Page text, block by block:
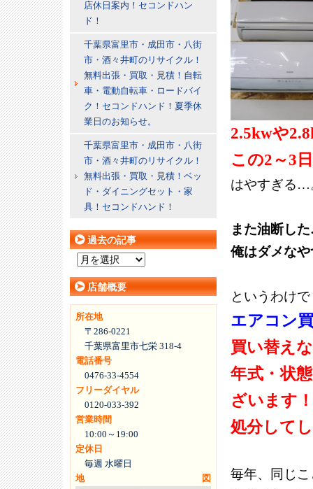
2.5kwや
この2～3
はやすぎる…
また油断し
俺はダメな
というわけで
エアコン
買い替え
年式・状
ざいます！
処分して
毎年、同じ
店休日案内！セコンドハン
ド！
千葉県富里市・成田市・八街
市・酒々井町のリサイクル！
無料出張・買取・見積！自転
車・電動自転車・ロードバイ
ク！セコンドハンド！夏季休
業日のお知らせ。
千葉県富里市・成田市・八街
市・酒々井町のリサイクル！
無料出張・買取・見積！ベッ
ド・ダイニングセット・家
具！セコンドハンド！
過去の記事
の
記
事
店舗概要
所在地
〒286-0221
千葉県富里市七栄 318-4
電話番号
0476-33-4554
フリーダイヤル
0120-033-392
営業時間
10:00～19:00
定休日
毎週 水曜日
地図